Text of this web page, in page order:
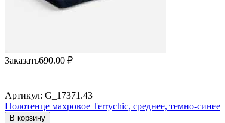
Заказать690.00 ₽
Артикул: G_17371.43
Полотенце махровое Terrychic, среднее, темно-синее
В корзину